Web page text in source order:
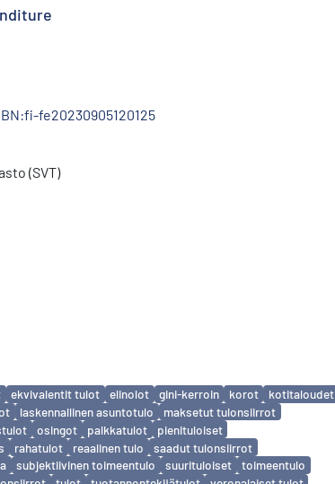
fe20230905120125
(SVT)
ekvivalentit tulot elinolot gini-kerroin korot
kotitaloudet
laskennallinen asuntotulo
maksetut tulonsiirrot
osingot palkkatulot
pienituloiset
rahatulot reaalinen tulo
saadut tulonsiirrot
subjektiivinen toimeentulo suurituloiset
toimeentulo